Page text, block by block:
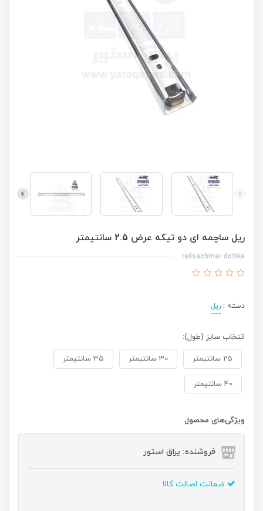
ریل ساچمه ای دو تیکه عرض 2.5 سانتیمتر
reilsachmei-dotike
دسته : ریل
انتخاب سایز (طول):
25 سانتیمتر 30 سانتیمتر 35 سانتیمتر
40 سانتیمتر
ویژگی‌های محصول
فروشنده: یراق استور
ضمانت اصالت کالا